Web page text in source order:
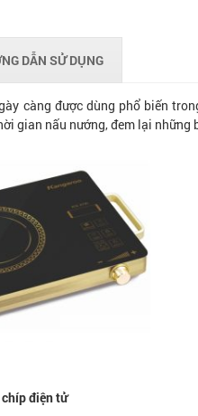
DẪN SỬ DỤNG
càng được dùng phổ biến
gian nấu nướng, đem lại những
chíp điện tử